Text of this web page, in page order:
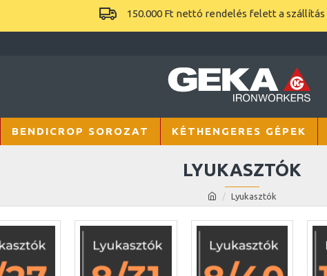
150.000 Ft nettó rendelés felett a szállítás
BENDICROP SOROZAT KÉTHENGERES GÉPEK
Lyukasztók
LYUKASZTÓK